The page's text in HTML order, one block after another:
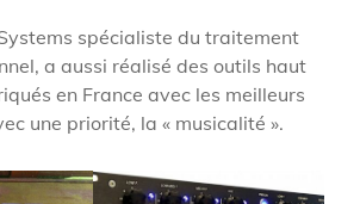
spécialiste du traitement
a aussi réalisé des outils haut
en France avec les meilleurs
une priorité, la « musicalité ».